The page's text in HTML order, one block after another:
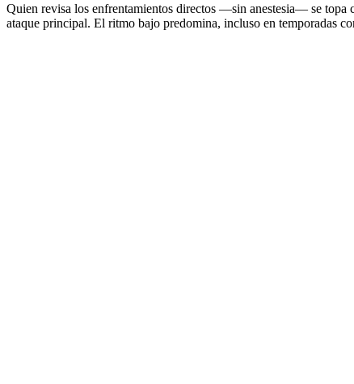
Quien revisa los enfrentamientos directos —sin anestesia— se topa
ataque principal. El ritmo bajo predomina, incluso en temporadas